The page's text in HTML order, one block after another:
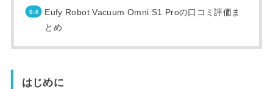
Eufy Robot Vacuum Omni S1 Proの口コミ評価ま
とめ
はじめに